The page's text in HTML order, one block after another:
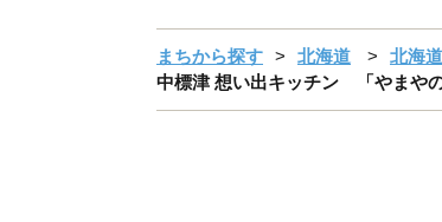
まちから探す 北海道 北海
中標津 想い出キッチン 「やまや